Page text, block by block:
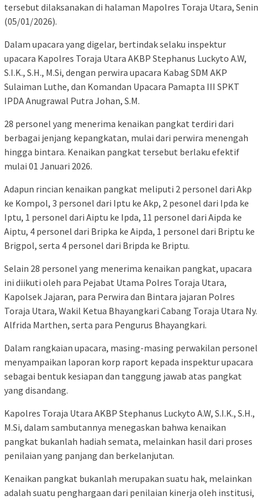
tersebut dilaksanakan di halaman Mapolres Toraja Utara, Senin
(05/01/2026).
Dalam upacara yang digelar, bertindak selaku inspektur
upacara Kapolres Toraja Utara AKBP Stephanus Luckyto A.W,
S.I.K., S.H., M.Si, dengan perwira upacara Kabag SDM AKP
Sulaiman Luthe, dan Komandan Upacara Pamapta III SPKT
IPDA Anugrawal Putra Johan, S.M.
28 personel yang menerima kenaikan pangkat terdiri dari
berbagai jenjang kepangkatan, mulai dari perwira menengah
hingga bintara. Kenaikan pangkat tersebut berlaku efektif
mulai 01 Januari 2026.
Adapun rincian kenaikan pangkat meliputi 2 personel dari Akp
ke Kompol, 3 personel dari Iptu ke Akp, 2 pesonel dari Ipda ke
Iptu, 1 personel dari Aiptu ke Ipda, 11 personel dari Aipda ke
Aiptu, 4 personel dari Bripka ke Aipda, 1 personel dari Briptu ke
Brigpol, serta 4 personel dari Bripda ke Briptu.
Selain 28 personel yang menerima kenaikan pangkat, upacara
ini diikuti oleh para Pejabat Utama Polres Toraja Utara,
Kapolsek Jajaran, para Perwira dan Bintara jajaran Polres
Toraja Utara, Wakil Ketua Bhayangkari Cabang Toraja Utara Ny.
Alfrida Marthen, serta para Pengurus Bhayangkari.
Dalam rangkaian upacara, masing-masing perwakilan personel
menyampaikan laporan korp raport kepada inspektur upacara
sebagai bentuk kesiapan dan tanggung jawab atas pangkat
yang disandang.
Kapolres Toraja Utara AKBP Stephanus Luckyto A.W, S.I.K., S.H.,
M.Si, dalam sambutannya menegaskan bahwa kenaikan
pangkat bukanlah hadiah semata, melainkan hasil dari proses
penilaian yang panjang dan berkelanjutan.
Kenaikan pangkat bukanlah merupakan suatu hak, melainkan
adalah suatu penghargaan dari penilaian kinerja oleh institusi,